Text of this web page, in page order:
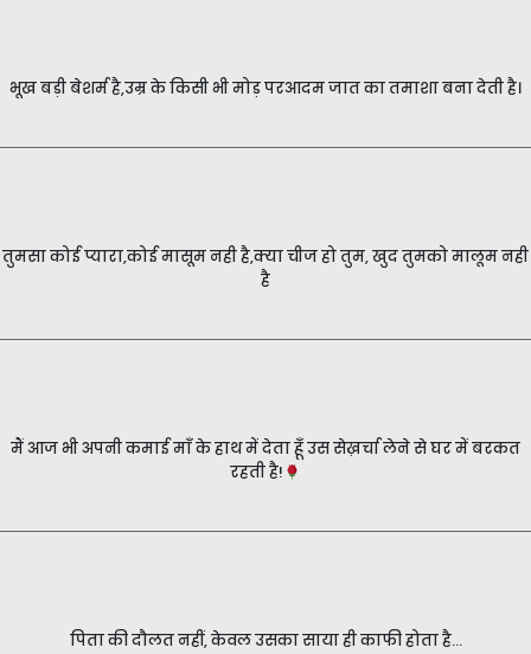
भूख बड़ी बेशर्म है,उम्र के किसी भी मोड़ परआदम जात का तमाशा बना देती है।
तुमसा कोई प्यारा,कोई मासूम नही है,क्या चीज हो तुम, खुद तुमको मालूम नही
है
मैं आज भी अपनी कमाई माँ के हाथ में देता हूँ उस सेख़र्चा लेने से घर में बरकत
रहती है!
पिता की दौलत नहीं, केवल उसका साया ही काफी होता है...